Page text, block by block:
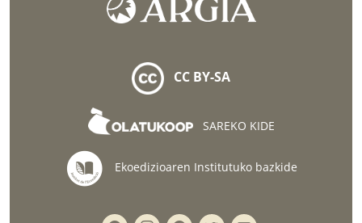
CC BY-SA
SAREKO KIDE
Ekoedizioaren Institutuko bazkide